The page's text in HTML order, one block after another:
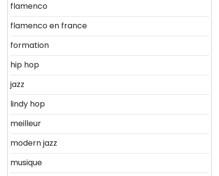
flamenco
flamenco en france
formation
hip hop
jazz
lindy hop
meilleur
modern jazz
musique